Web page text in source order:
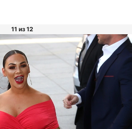
11 из 12